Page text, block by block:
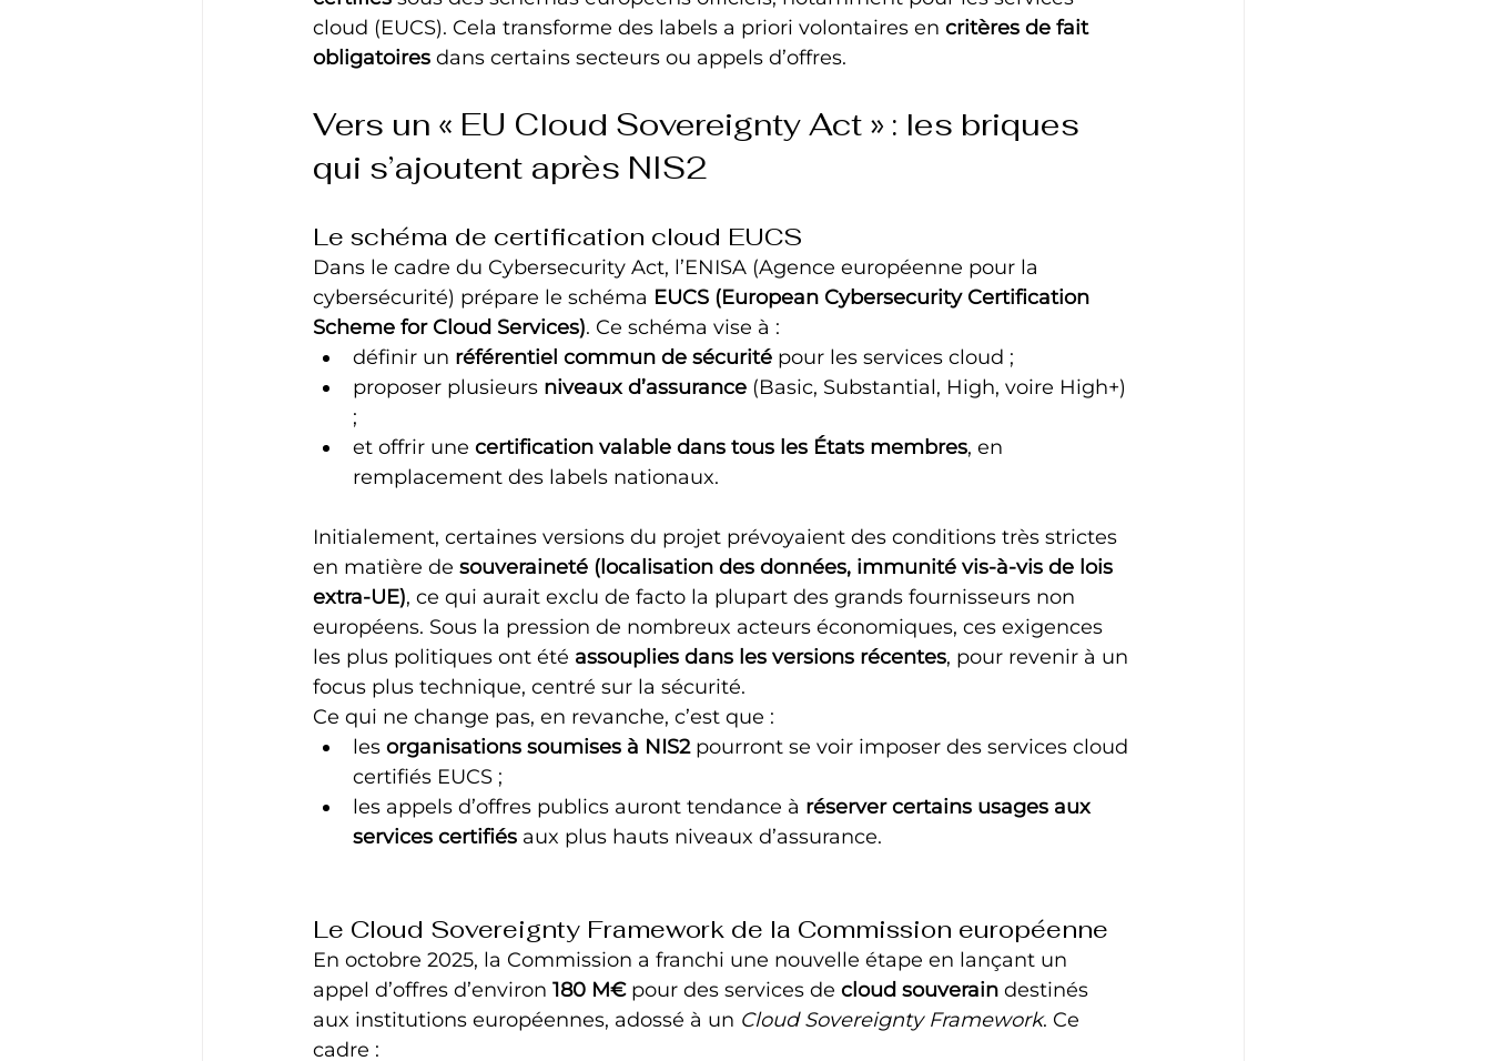
cloud (EUCS). Cela transforme des labels a priori volontaires en critères de fait
obligatoires dans certains secteurs ou appels d’offres.
Vers un « EU Cloud Sovereignty Act » : les briques
qui s’ajoutent après NIS2
Le schéma de certification cloud EUCS
Dans le cadre du Cybersecurity Act, l’ENISA (Agence européenne pour la
cybersécurité) prépare le schéma EUCS (European Cybersecurity Certification
Scheme for Cloud Services). Ce schéma vise à :
définir un référentiel commun de sécurité pour les services cloud ;
proposer plusieurs niveaux d’assurance (Basic, Substantial, High, voire High+)
;
et offrir une certification valable dans tous les États membres, en
remplacement des labels nationaux.
Initialement, certaines versions du projet prévoyaient des conditions très strictes
en matière de souveraineté (localisation des données, immunité vis-à-vis de lois
extra‑UE), ce qui aurait exclu de facto la plupart des grands fournisseurs non
européens. Sous la pression de nombreux acteurs économiques, ces exigences
les plus politiques ont été assouplies dans les versions récentes, pour revenir à un
focus plus technique, centré sur la sécurité.
Ce qui ne change pas, en revanche, c’est que :
les organisations soumises à NIS2 pourront se voir imposer des services cloud
certifiés EUCS ;
les appels d’offres publics auront tendance à réserver certains usages aux
services certifiés aux plus hauts niveaux d’assurance.
Le Cloud Sovereignty Framework de la Commission européenne
En octobre 2025, la Commission a franchi une nouvelle étape en lançant un
appel d’offres d’environ 180 M€ pour des services de cloud souverain destinés
aux institutions européennes, adossé à un Cloud Sovereignty Framework. Ce
cadre :